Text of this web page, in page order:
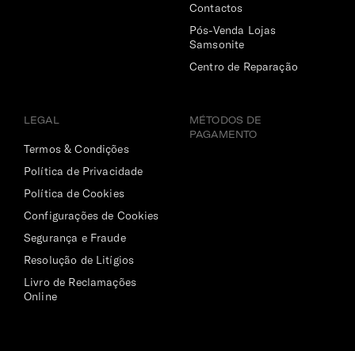
Contactos
Pós-Venda Lojas
Samsonite
Centro de Reparação
LEGAL
Termos & Condições
Política de Privacidade
Política de Cookies
Configurações de Cookies
Segurança e Fraude
Resolução de Litígios
Livro de Reclamações
Online
MÉTODOS DE
PAGAMENTO